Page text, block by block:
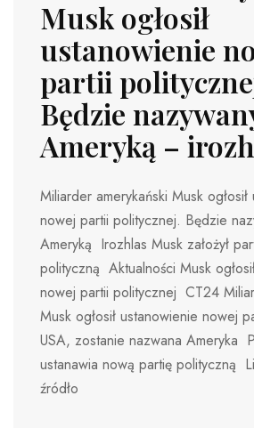
Musk ogłosił
ustanowienie
partii
Będzie
Ameryką –
Miliarder amerykański Musk
nowej partii politycznej. Będzie
Ameryką Irozhlas Musk założył
polityczną Aktualności Musk
nowej partii politycznej CT24
Musk ogłosił ustanowienie nowej
USA, zostanie nazwana Ameryka
ustanawia nową partię polityczną
źródło